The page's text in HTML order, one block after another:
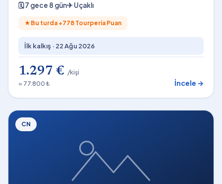
🗓7 gece 8 gün✈Uçaklı
★ Bu turda +778 Tourperia Puan
İlk kalkış · 22 Ağu 2026
1.297 € /kişi
≈ 77.800 ₺
İncele →
CN